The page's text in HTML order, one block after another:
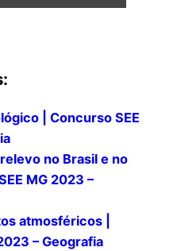
| Concurso SEE
no Brasil e no
MG 2023 –
atmosféricos |
– Geografia